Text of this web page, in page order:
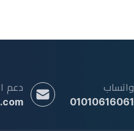
واتساب
01010616061
دعم